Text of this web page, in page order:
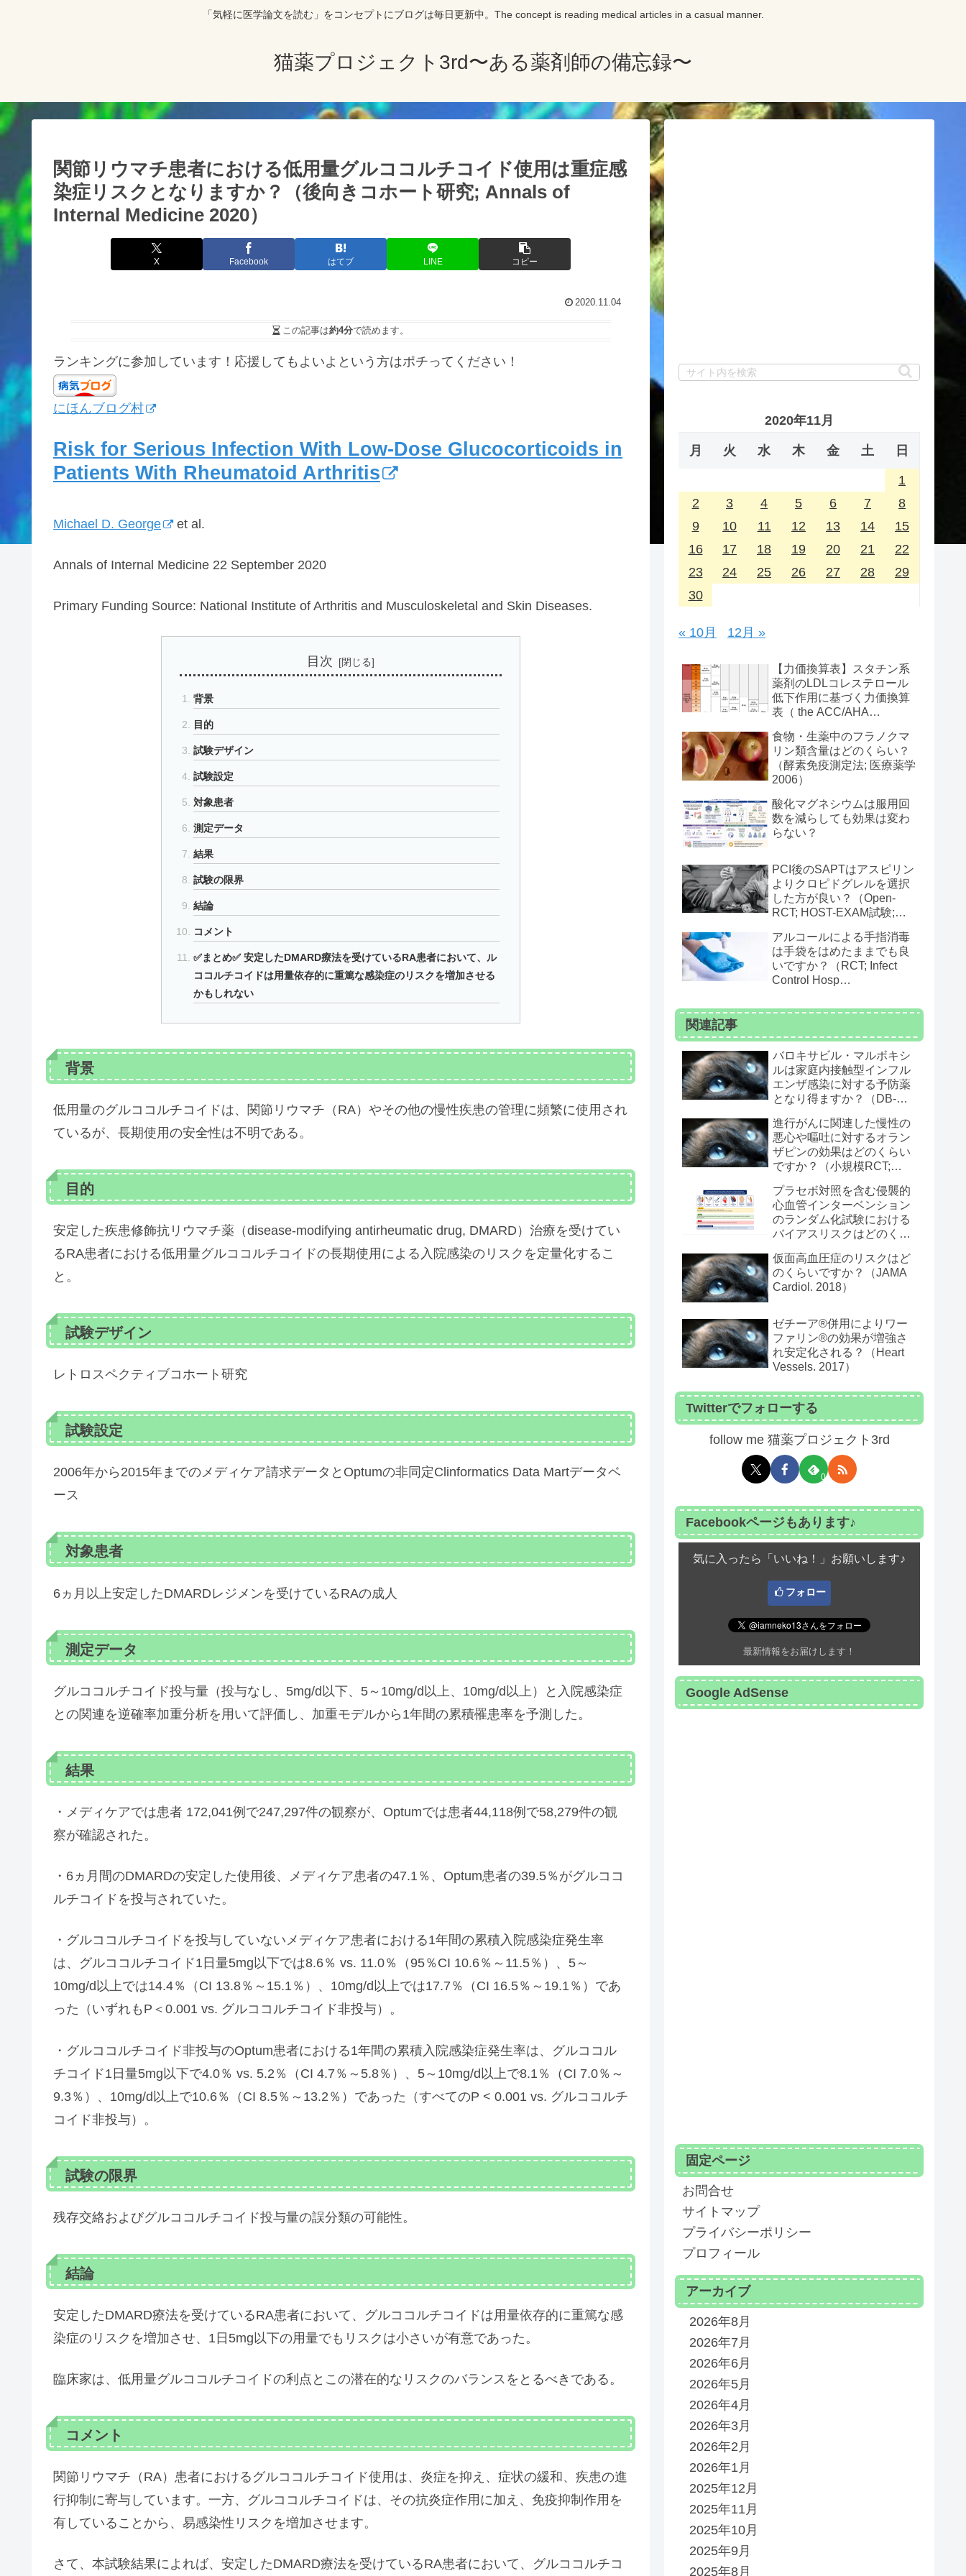
「気軽に医学論文を読む」をコンセプトにブログは毎日更新中。The concept is reading medical articles in a casual manner.
猫薬プロジェクト3rd〜ある薬剤師の備忘録〜
関節リウマチ患者における低用量グルココルチコイド使用は重症感
染症リスクとなりますか？（後向きコホート研究; Annals of
Internal Medicine 2020）
X Facebook はてブ LINE コピー
2020.11.04
この記事は約4分で読めます。
ランキングに参加しています！応援してもよいよという方はポチってください！
にほんブログ村
Risk for Serious Infection With Low-Dose Glucocorticoids in
Patients With Rheumatoid Arthritis
Michael D. George et al.
Annals of Internal Medicine 22 September 2020
Primary Funding Source: National Institute of Arthritis and Musculoskeletal and Skin Diseases.
目次
背景
目的
試験デザイン
試験設定
対象患者
測定データ
結果
試験の限界
結論
コメント
✅まとめ✅ 安定したDMARD療法を受けているRA患者において、ル
ココルチコイドは用量依存的に重篤な感染症のリスクを増加させる
かもしれない
背景
低用量のグルココルチコイドは、関節リウマチ（RA）やその他の慢性疾患の管理に頻繁に使用され
ているが、長期使用の安全性は不明である。
目的
安定した疾患修飾抗リウマチ薬（disease-modifying antirheumatic drug, DMARD）治療を受けてい
るRA患者における低用量グルココルチコイドの長期使用による入院感染のリスクを定量化するこ
と。
試験デザイン
レトロスペクティブコホート研究
試験設定
2006年から2015年までのメディケア請求データとOptumの非同定Clinformatics Data Martデータベ
ース
対象患者
6ヵ月以上安定したDMARDレジメンを受けているRAの成人
測定データ
グルココルチコイド投与量（投与なし、5mg/d以下、5～10mg/d以上、10mg/d以上）と入院感染症
との関連を逆確率加重分析を用いて評価し、加重モデルから1年間の累積罹患率を予測した。
結果
・メディケアでは患者 172,041例で247,297件の観察が、Optumでは患者44,118例で58,279件の観
察が確認された。
・6ヵ月間のDMARDの安定した使用後、メディケア患者の47.1％、Optum患者の39.5％がグルココ
ルチコイドを投与されていた。
・グルココルチコイドを投与していないメディケア患者における1年間の累積入院感染症発生率
は、グルココルチコイド1日量5mg以下では8.6％ vs. 11.0％（95％CI 10.6％～11.5％）、5～
10mg/d以上では14.4％（CI 13.8％～15.1％）、10mg/d以上では17.7％（CI 16.5％～19.1％）であ
った（いずれもP＜0.001 vs. グルココルチコイド非投与）。
・グルココルチコイド非投与のOptum患者における1年間の累積入院感染症発生率は、グルココル
チコイド1日量5mg以下で4.0％ vs. 5.2％（CI 4.7％～5.8％）、5～10mg/d以上で8.1％（CI 7.0％～
9.3％）、10mg/d以上で10.6％（CI 8.5％～13.2％）であった（すべてのP < 0.001 vs. グルココルチ
コイド非投与）。
試験の限界
残存交絡およびグルココルチコイド投与量の誤分類の可能性。
結論
安定したDMARD療法を受けているRA患者において、グルココルチコイドは用量依存的に重篤な感
染症のリスクを増加させ、1日5mg以下の用量でもリスクは小さいが有意であった。
臨床家は、低用量グルココルチコイドの利点とこの潜在的なリスクのバランスをとるべきである。
コメント
関節リウマチ（RA）患者におけるグルココルチコイド使用は、炎症を抑え、症状の緩和、疾患の進
行抑制に寄与しています。一方、グルココルチコイドは、その抗炎症作用に加え、免疫抑制作用を
有していることから、易感染性リスクを増加させます。
さて、本試験結果によれば、安定したDMARD療法を受けているRA患者において、グルココルチコ
2020年11月
月 火 水 木 金 土 日
1
2
3 4 5 6 7
8
9
10 11 12 13 14
15
16
17 18 19 20 21
22
23
24 25 26 27 28
29
30
« 10月 12月 »
【力価換算表】スタチン系
薬剤のLDLコレステロール
低下作用に基づく力価換算
表（ the ACC/AHA
Blood Cholesterol 2013）
食物・生薬中のフラノクマ
リン類含量はどのくらい？
（酵素免疫測定法; 医療薬学
2006）
酸化マグネシウムは服用回
数を減らしても効果は変わ
らない？
PCI後のSAPTはアスピリン
よりクロピドグレルを選択
した方が良い？（Open-
RCT; HOST-EXAM試験;
アルコールによる手指消毒
は手袋をはめたままでも良
いですか？（RCT; Infect
Control Hosp
関連記事
バロキサビル・マルボキシ
ルは家庭内接触型インフル
エンザ感染に対する予防薬
となり得ますか？（DB-
進行がんに関連した慢性の
悪心や嘔吐に対するオラン
ザピンの効果はどのくらい
ですか？（小規模RCT;
プラセボ対照を含む侵襲的
心血管インターベンション
のランダム化試験における
バイアスリスクはどのくら
Heart J. 2020）
仮面高血圧症のリスクはど
のくらいですか？（JAMA
Cardiol. 2018）
ゼチーア®️併用によりワー
ファリン®️の効果が増強さ
れ安定化される？（Heart
Vessels. 2017）
Twitterでフォローする
follow me 猫薬プロジェクト3rd
0
Facebookページもあります♪
気に入ったら「いいね！」お願いします♪
フォロー
最新情報をお届けします！
Google AdSense
固定ページ
お問合せ
サイトマップ
プライバシーポリシー
プロフィール
アーカイブ
2026年8月
2026年7月
2026年6月
2026年5月
2026年4月
2026年3月
2026年2月
2026年1月
2025年12月
2025年11月
2025年10月
2025年9月
2025年8月